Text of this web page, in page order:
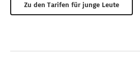
Zu den Tarifen für junge Leute